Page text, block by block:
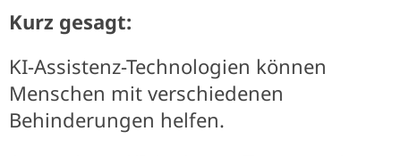
Kurz gesagt:
KI-Assistenz-Technologien können
Menschen mit verschiedenen
Behinderungen helfen.